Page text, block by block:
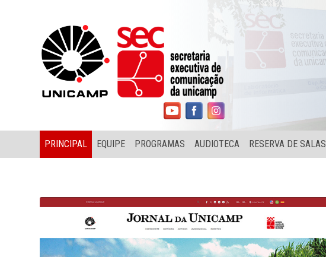
PRINCIPAL EQUIPE PROGRAMAS AUDIOTECA RESERVA DE SALAS